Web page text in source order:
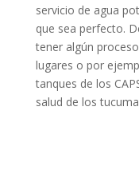
servicio de agua
que sea perfecto.
tener algún
lugares o por
tanques de los
salud de los